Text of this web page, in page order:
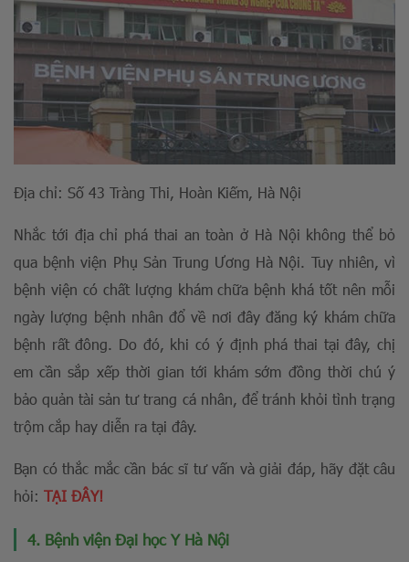
Địa chỉ: Số 43 Tràng Thi, Hoàn Kiếm, Hà Nội
Nhắc tới địa chỉ phá thai an toàn ở Hà Nội không thể bỏ
qua bệnh viện Phụ Sản Trung Ương Hà Nội. Tuy nhiên, vì
bệnh viện có chất lượng khám chữa bệnh khá tốt nên mỗi
ngày lượng bệnh nhân đổ về nơi đây đăng ký khám chữa
bệnh rất đông. Do đó, khi có ý định phá thai tại đây, chị
em cần sắp xếp thời gian tới khám sớm đồng thời chú ý
bảo quản tài sản tư trang cá nhân, để tránh khỏi tình trạng
trộm cắp hay diễn ra tại đây.
Bạn có thắc mắc cần bác sĩ tư vấn và giải đáp, hãy đặt câu
hỏi: TẠI ĐÂY!
4. Bệnh viện Đại học Y Hà Nội